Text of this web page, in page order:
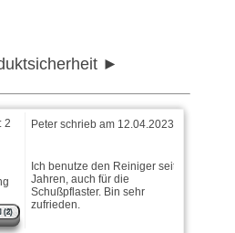
2
(2)
Peter schrieb am 12.04.2023
Ich benutze den Reiniger seit
Jahren, auch für die
Schußpflaster. Bin sehr
zufrieden.